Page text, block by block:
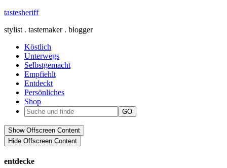
tastesheriff
stylist . tastemaker . blogger
Köstlich
Unterwegs
Selbstgemacht
Empfiehlt
Entdeckt
Persönliches
Shop
Show Offscreen Content
Hide Offscreen Content
entdecke